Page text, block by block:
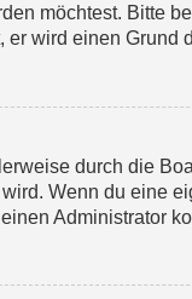
möchtest. Bitte
wird einen Grund
durch die
Wenn du eine
Administrator